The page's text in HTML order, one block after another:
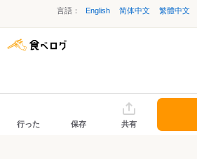
言語： English 简体中文 繁體中文
行った 保存 共有